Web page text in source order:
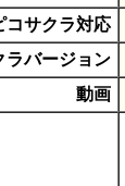
コサクラ対応
ラバージョン
動画